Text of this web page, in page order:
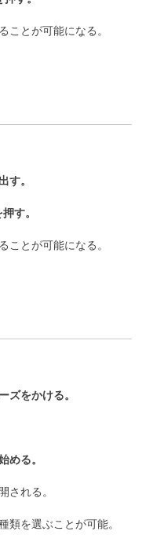
ことが可能になる。
す。
す。
ことが可能になる。
ズをかける。
める。
される。
類を選ぶことが可能。